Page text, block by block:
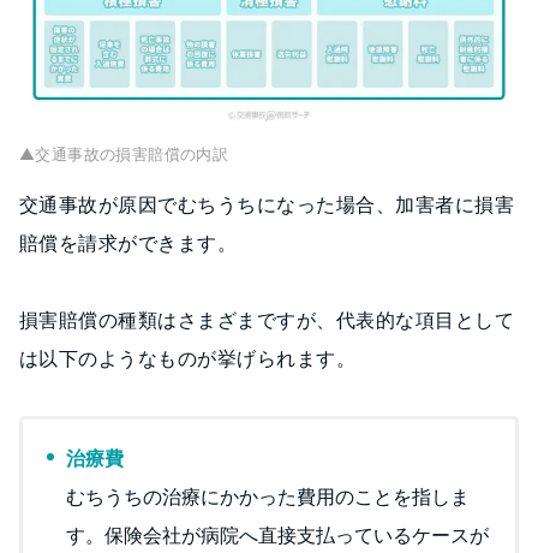
▲交通事故の損害賠償の内訳
交通事故が原因でむちうちになった場合、加害者に損害
賠償を請求ができます。
損害賠償の種類はさまざまですが、代表的な項目として
は以下のようなものが挙げられます。
治療費
むちうちの治療にかかった費用のことを指しま
す。保険会社が病院へ直接支払っているケースが